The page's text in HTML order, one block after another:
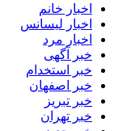
اخبار خانم
اخبار لیسانس
اخبار مرد
خبر آگهی
خبر استخدام
خبر اصفهان
خبر تبریز
خبر تهران